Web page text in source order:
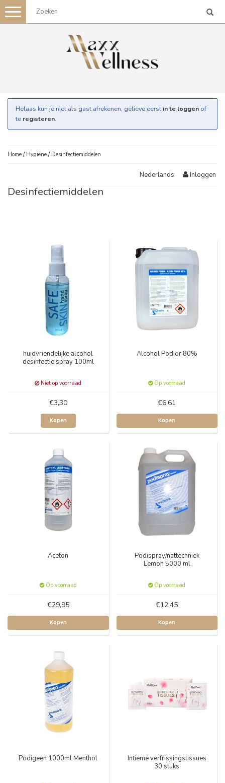
Toggle
navigation
Helaas kun je niet als gast afrekenen, gelieve eerst in te loggen of
te registeren.
Home / Hygiëne / Desinfectiemiddelen
Nederlands Inloggen
Desinfectiemiddelen
huidvriendelijke alcohol
desinfectie spray 100ml
Niet op voorraad
€3,30
Kopen
Alcohol Podior 80%
Op voorraad
€6,61
Kopen
Aceton
Op voorraad
€29,95
Kopen
Podispray/nattechniek
Lemon 5000 ml
Op voorraad
€12,45
Kopen
Podigeen 1000ml Menthol
Intieme verfrissingstissues
30 stuks